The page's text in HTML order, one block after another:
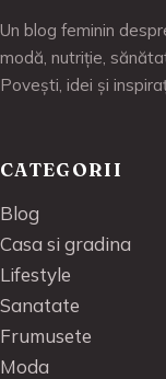
Un blog feminin
modă, nutriție,
Povești, idei și
CATEGORII
Blog
Casa si gradina
Lifestyle
Sanatate
Frumusete
Moda